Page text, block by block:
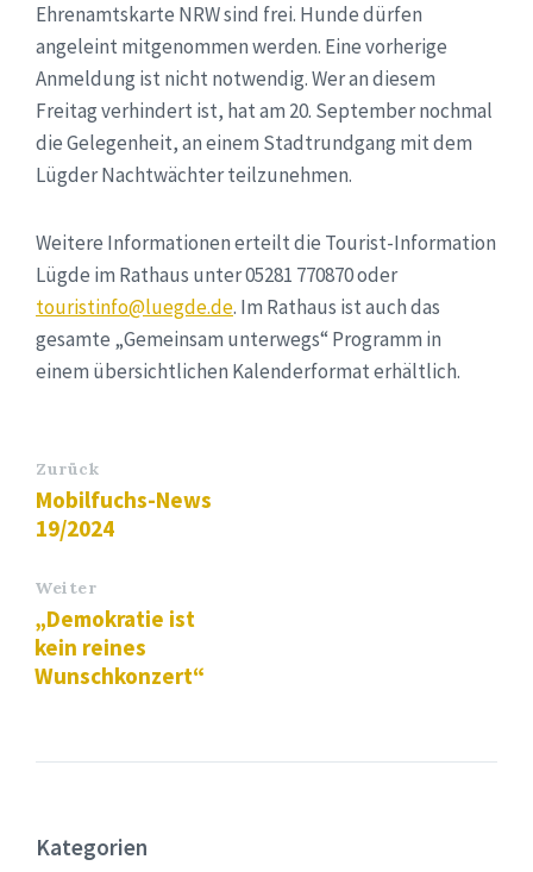
Ehrenamtskarte NRW sind frei. Hunde dürfen
angeleint mitgenommen werden. Eine vorherige
Anmeldung ist nicht notwendig. Wer an diesem
Freitag verhindert ist, hat am 20. September nochmal
die Gelegenheit, an einem Stadtrundgang mit dem
Lügder Nachtwächter teilzunehmen.
Weitere Informationen erteilt die Tourist-Information
Lügde im Rathaus unter 05281 770870 oder
touristinfo@luegde.de. Im Rathaus ist auch das
gesamte „Gemeinsam unterwegs“ Programm in
einem übersichtlichen Kalenderformat erhältlich.
Zurück
Mobilfuchs-News
19/2024
Weiter
„Demokratie ist
kein reines
Wunschkonzert“
Kategorien